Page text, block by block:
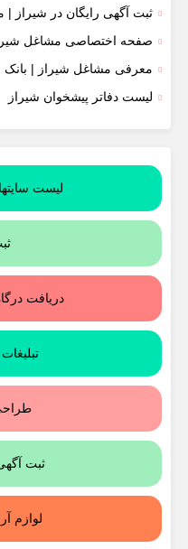
ثبت آگهی رایگان در
صفحه اختصاصی مشاغل
معرفی مشاغل شیراز | بانک
لیست دفاتر پیشخوان شیراز
لیست
دریافت
ثبت
لوازم